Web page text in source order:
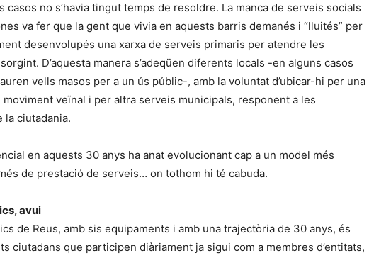
casos no s’havia tingut temps de resoldre. La manca de serveis socials
va fer que la gent que vivia en aquests barris demanés i “lluités” per
desenvolupés una xarxa de serveis primaris per atendre les
D’aquesta manera s’adeqüen diferents locals -en alguns casos
vells masos per a un ús públic-, amb la voluntat d’ubicar-hi per una
moviment veïnal i per altra serveis municipals, responent a les
la ciutadania.
en aquests 30 anys ha anat evolucionant cap a un model més
de prestació de serveis… on tothom hi té cabuda.
avui
de Reus, amb sis equipaments i amb una trajectòria de 30 anys, és
ciutadans que participen diàriament ja sigui com a membres d’entitats,